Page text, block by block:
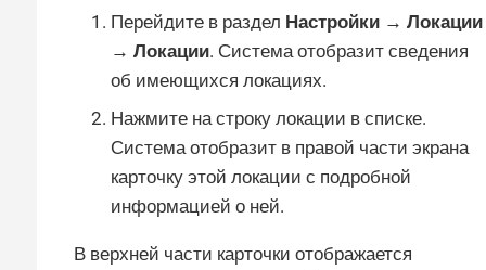
Перейдите в раздел Настройки → Локации
→ Локации. Система отобразит сведения
об имеющихся локациях.
Нажмите на строку локации в списке.
Система отобразит в правой части экрана
карточку этой локации с подробной
информацией о ней.
В верхней части карточки отображается